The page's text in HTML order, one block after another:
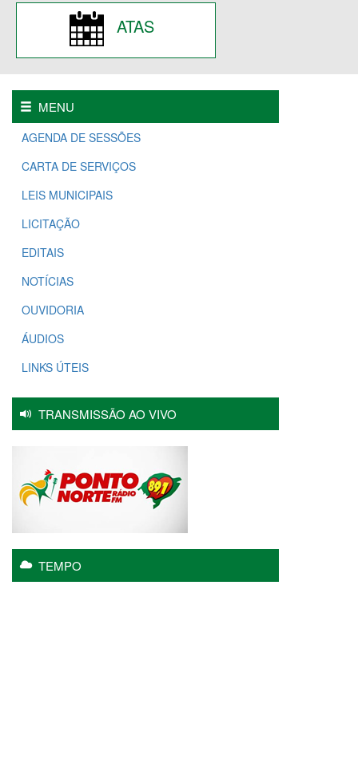
ATAS
MENU
AGENDA DE SESSÕES
CARTA DE SERVIÇOS
LEIS MUNICIPAIS
LICITAÇÃO
EDITAIS
NOTÍCIAS
OUVIDORIA
ÁUDIOS
LINKS ÚTEIS
TRANSMISSÃO AO VIVO
TEMPO